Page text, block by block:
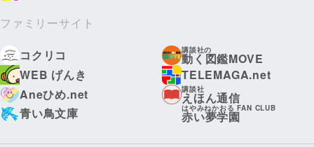
ファミリーサイト
コクリコ
講談社の
動く図鑑MOVE
WEB げんき
TELEMAGA.net
Aneひめ.net
講談社
えほん通信
青い鳥文庫
はやみねかおる FAN CLUB
赤い夢学園